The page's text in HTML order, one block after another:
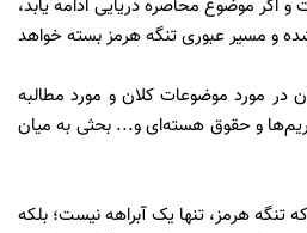
موضوع محاصره دریایی ادامه یابد،
و مسیر عبوری تنگه هرمز بسته خواهد
در مورد موضوعات کلان و مورد مطالبه
و حقوق هسته‌ای و... بحثی به میان
تنگه هرمز، تنها یک آبراهه نیست؛ بلکه